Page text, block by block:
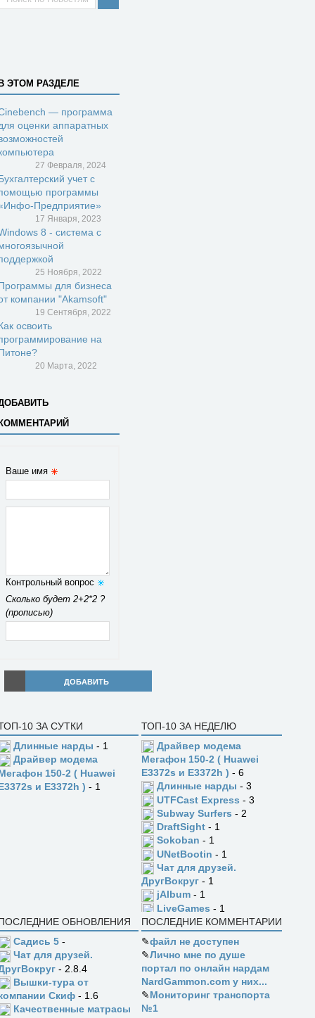
ЭТОМ РАЗДЕЛЕ
— программа
оценки аппаратных
27 Февраля, 2024
учет с
программы
Предприятие»
17 Января, 2023
8 - система с
25 Ноября, 2022
для бизнеса
компании "Akamsoft"
19 Сентября, 2022
освоить
на
20 Марта, 2022
Ваше имя
Контрольный вопрос
Сколько будет 2+2*2 ?
(прописью)
ДОБАВИТЬ
10 ЗА СУТКИ
Длинные нарды - 1
Драйвер модема
150-2 ( Huawei
и E3372h ) - 1
ТОП-10 ЗА НЕДЕЛЮ
Драйвер модема
Мегафон 150-2 ( Huawei
E3372s и E3372h ) - 6
Длинные нарды - 3
UTFCast Express - 3
Subway Surfers - 2
DraftSight - 1
Sokoban - 1
UNetBootin - 1
Чат для друзей.
ДругВокруг - 1
jAlbum - 1
LiveGames - 1
ОБНОВЛЕНИЯ
Садись 5 -
Чат для друзей.
- 2.8.4
Вышки-тура от
Скиф - 1.6
Качественные матрасы
ПОСЛЕДНИЕ КОММЕНТАРИИ
✎файл не доступен
✎Лично мне по душе
портал по онлайн нардам
NardGammon.com у них...
✎Мониторинг транспорта
№1